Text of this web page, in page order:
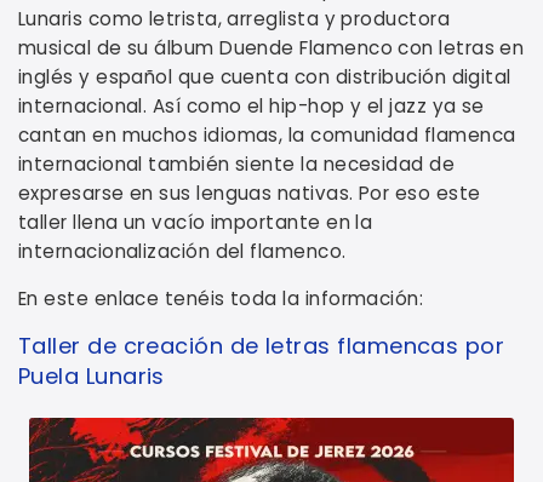
Lunaris como letrista, arreglista y productora
musical de su álbum Duende Flamenco con letras en
inglés y español que cuenta con distribución digital
internacional. Así como el hip-hop y el jazz ya se
cantan en muchos idiomas, la comunidad flamenca
internacional también siente la necesidad de
expresarse en sus lenguas nativas. Por eso este
taller llena un vacío importante en la
internacionalización del flamenco.
En este enlace tenéis toda la información:
Taller de creación de letras flamencas por
Puela Lunaris